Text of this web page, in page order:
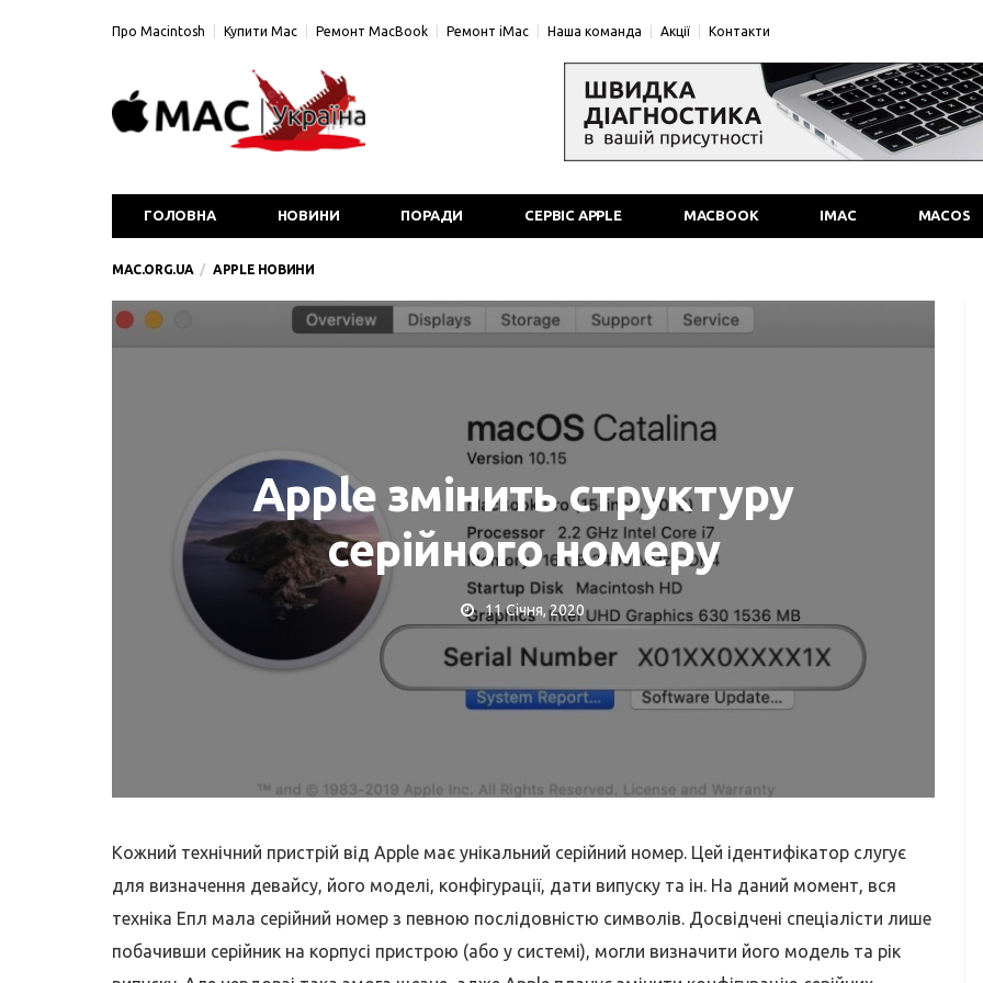
Про Macintosh Купити Mac Ремонт MacBook Ремонт iMac Наша команда Акції Контакти
ГОЛОВНА НОВИНИ ПОРАДИ СЕРВІС APPLE MACBOOK IMAC MACOS
MAC.ORG.UA APPLE НОВИНИ
Apple змінить структуру
серійного номеру
11 Січня, 2020
Кожний технічний пристрій від Apple має унікальний серійний номер. Цей ідентифікатор слугує
для визначення девайсу, його моделі, конфігурації, дати випуску та ін. На даний момент, вся
техніка Епл мала серійний номер з певною послідовністю символів. Досвідчені спеціалісти лише
побачивши серійник на корпусі пристрою (або у системі), могли визначити його модель та рік
КОРИСНІ ПОРАДИ ТА ОГЛЯДИ
Де купити MacBook?
РЕМОНТ MACBOOK